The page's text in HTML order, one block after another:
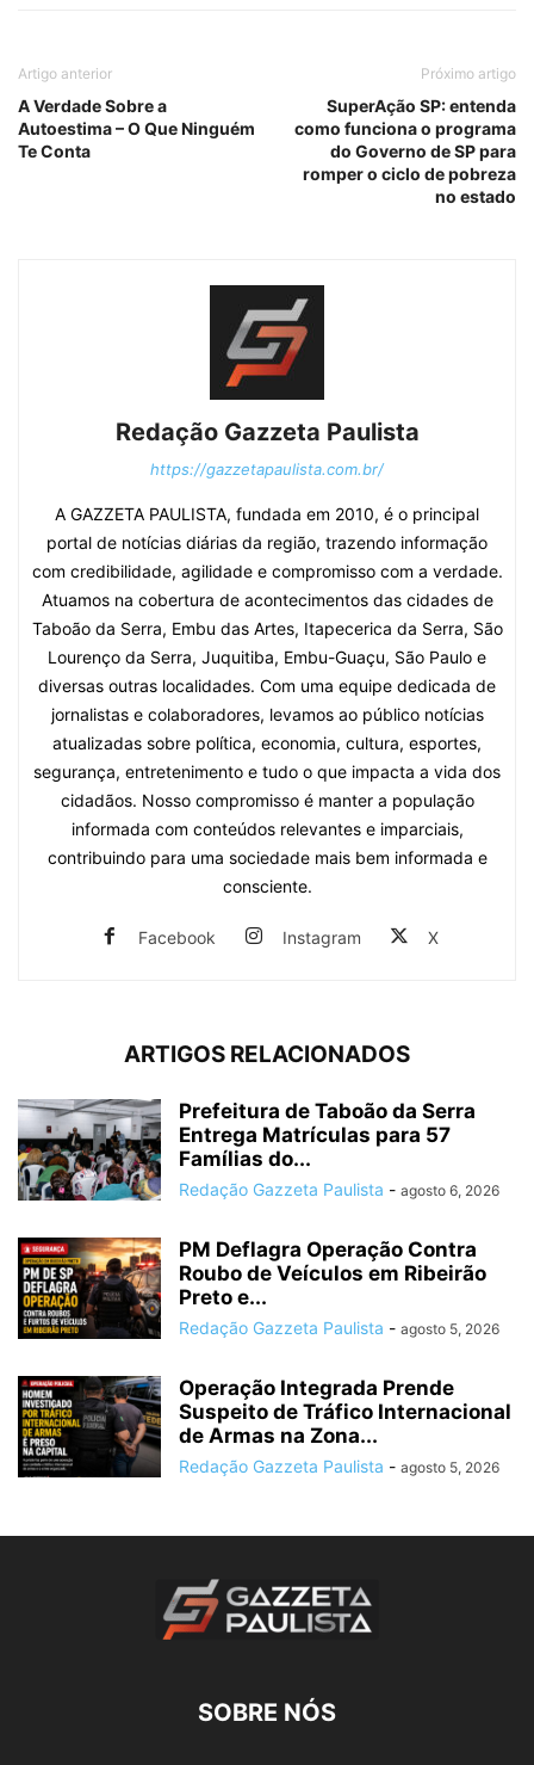
Artigo anterior
A Verdade Sobre a
Autoestima – O Que Ninguém
Te Conta
Próximo artigo
SuperAção SP: entenda
como funciona o programa
do Governo de SP para
romper o ciclo de pobreza
no estado
Redação Gazzeta Paulista
https://gazzetapaulista.com.br/
A GAZZETA PAULISTA, fundada em 2010, é o principal
portal de notícias diárias da região, trazendo informação
com credibilidade, agilidade e compromisso com a verdade.
Atuamos na cobertura de acontecimentos das cidades de
Taboão da Serra, Embu das Artes, Itapecerica da Serra, São
Lourenço da Serra, Juquitiba, Embu-Guaçu, São Paulo e
diversas outras localidades. Com uma equipe dedicada de
jornalistas e colaboradores, levamos ao público notícias
atualizadas sobre política, economia, cultura, esportes,
segurança, entretenimento e tudo o que impacta a vida dos
cidadãos. Nosso compromisso é manter a população
informada com conteúdos relevantes e imparciais,
contribuindo para uma sociedade mais bem informada e
consciente.
Facebook Instagram X
ARTIGOS RELACIONADOS
Prefeitura de Taboão da Serra
Entrega Matrículas para 57
Famílias do...
Redação Gazzeta Paulista - agosto 6, 2026
PM Deflagra Operação Contra
Roubo de Veículos em Ribeirão
Preto e...
Redação Gazzeta Paulista - agosto 5, 2026
Operação Integrada Prende
Suspeito de Tráfico Internacional
de Armas na Zona...
Redação Gazzeta Paulista - agosto 5, 2026
SOBRE NÓS